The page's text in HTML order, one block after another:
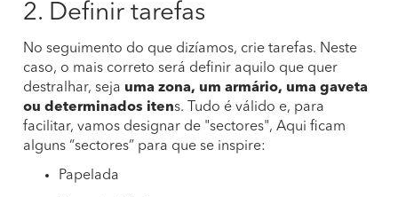
2. Definir tarefas
No seguimento do que dizíamos, crie tarefas. Neste
caso, o mais correto será definir aquilo que quer
destralhar, seja uma zona, um armário, uma gaveta
ou determinados itens. Tudo é válido e, para
facilitar, vamos designar de "sectores", Aqui ficam
alguns “sectores” para que se inspire:
Papelada